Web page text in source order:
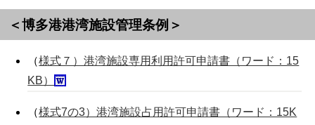
＜博多港港湾施設管理条例＞
（様式７）港湾施設専用利用許可申請書（ワード：15
KB）
（様式7の3）港湾施設占用許可申請書（ワード：15K